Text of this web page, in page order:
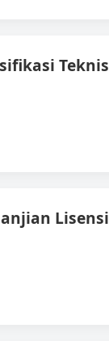
Teknis
Lisensi